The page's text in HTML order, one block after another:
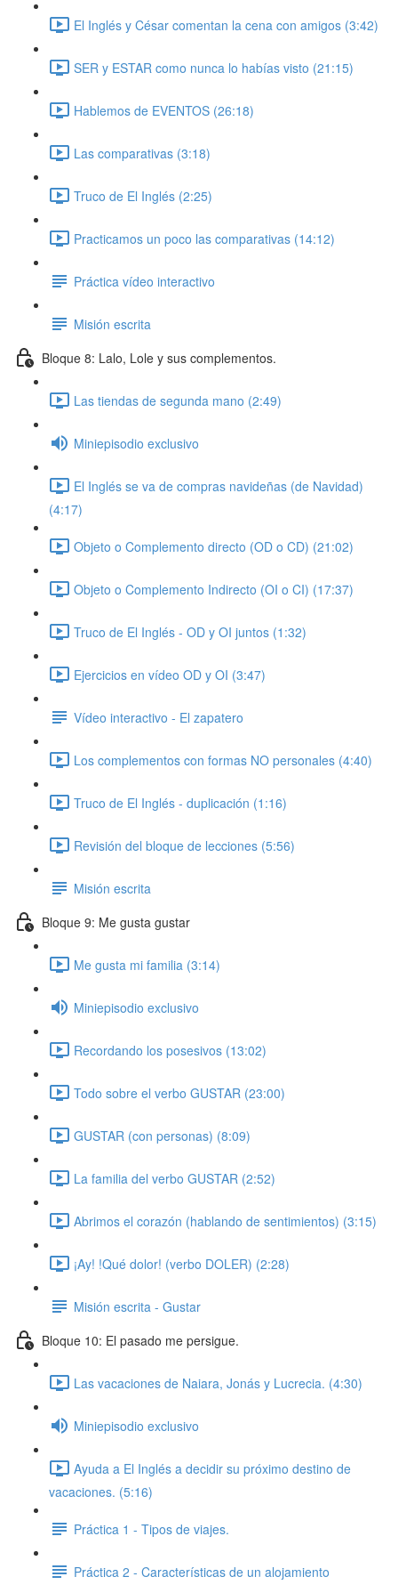
El Inglés y César comentan la cena con amigos (3:42)
SER y ESTAR como nunca lo habías visto (21:15)
Hablemos de EVENTOS (26:18)
Las comparativas (3:18)
Truco de El Inglés (2:25)
Practicamos un poco las comparativas (14:12)
Práctica vídeo interactivo
Misión escrita
Bloque 8: Lalo, Lole y sus complementos.
Las tiendas de segunda mano (2:49)
Miniepisodio exclusivo
El Inglés se va de compras navideñas (de Navidad)
(4:17)
Objeto o Complemento directo (OD o CD) (21:02)
Objeto o Complemento Indirecto (OI o CI) (17:37)
Truco de El Inglés - OD y OI juntos (1:32)
Ejercicios en vídeo OD y OI (3:47)
Vídeo interactivo - El zapatero
Los complementos con formas NO personales (4:40)
Truco de El Inglés - duplicación (1:16)
Revisión del bloque de lecciones (5:56)
Misión escrita
Bloque 9: Me gusta gustar
Me gusta mi familia (3:14)
Miniepisodio exclusivo
Recordando los posesivos (13:02)
Todo sobre el verbo GUSTAR (23:00)
GUSTAR (con personas) (8:09)
La familia del verbo GUSTAR (2:52)
Abrimos el corazón (hablando de sentimientos) (3:15)
¡Ay! !Qué dolor! (verbo DOLER) (2:28)
Misión escrita - Gustar
Bloque 10: El pasado me persigue.
Las vacaciones de Naiara, Jonás y Lucrecia. (4:30)
Miniepisodio exclusivo
Ayuda a El Inglés a decidir su próximo destino de
vacaciones. (5:16)
Práctica 1 - Tipos de viajes.
Práctica 2 - Características de un alojamiento